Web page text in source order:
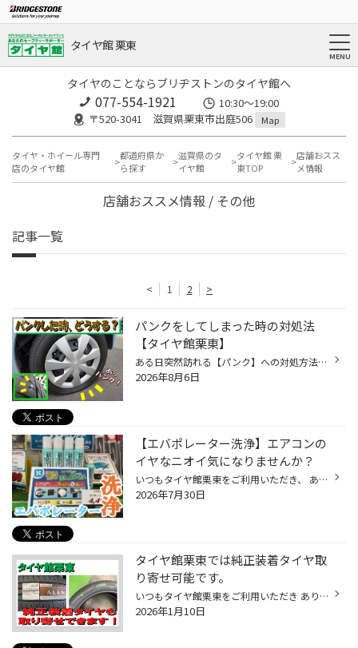
タイヤ館 栗東
タイヤのことならブリヂストンのタイヤ館へ
077-554-1921
10:30～19:00
〒520-3041 滋賀県栗東市出庭506
Map
タイヤ・ホイール専門
店のタイヤ館
都道府県か
ら探す
滋賀県のタ
イヤ館
タイヤ館 栗
東TOP
店舗おスス
メ情報
店舗おススメ情報 / その他
記事一覧
< 1 2 >
パンクをしてしまった時の対処法
【タイヤ館栗東】
ある日突然訪れる【パンク】への対処方法をご紹介！ 「車のタイヤがパンクしてしまった・・・」 突然のパンク。そんな時どうしたらいいか どんな方法が最善か、ご存知ですか？ パンクを発見してからの対処法。 タイヤ館へご来店頂いた際の流れや パンク修理方法などについてご説明します。 「パンク...
2026年8月6日
【エバポレーター洗浄】エアコンの
イヤなニオイ気になりませんか？
いつもタイヤ館栗東をご利用いただき、 ありがとうございます！ 暑い日が続いてますね……！ 皆様もおクルマのエアコンをフル稼働されているのではないでしょうか？ 今回は エバポレーター洗浄で車内をもっと快適に！ というお話です！！ 夏場や梅雨時期にエアコンをつけた瞬間、 ムワッとしたニオイ...
2026年7月30日
タイヤ館栗東では純正装着タイヤ取
り寄せ可能です。
いつもタイヤ館栗東をご利用いただき ありがとうございます。 タイヤ館栗東では 純正装着タイヤ取り寄せできます。 例）アレンザ001 235/50R21 純正ですと話題のENLITEN（エンライトン） 搭載タイヤとなります。 在庫やお値段、取り寄せ可能かの 確認などお気軽にスタッフまでお尋ねください。
2026年1月10日